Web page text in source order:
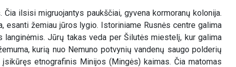
ilsisi migruojantys paukščiai, gyvena kormoranų kolonija.
esanti žemiau jūros lygio. Istoriniame Rusnės centre galima
Jūrų takas veda per Šilutės miestelį, kur galima
kurią nuo Nemuno potvynių vandenų saugo polderių
etnografinis Minijos (Mingės) kaimas. Čia matomas